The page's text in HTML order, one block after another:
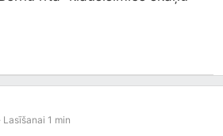
· Lasīšanai 1 min